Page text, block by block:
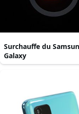
Surchauffe du
Galaxy